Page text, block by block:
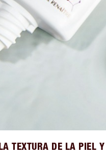
TEXTURA DE LA PIEL